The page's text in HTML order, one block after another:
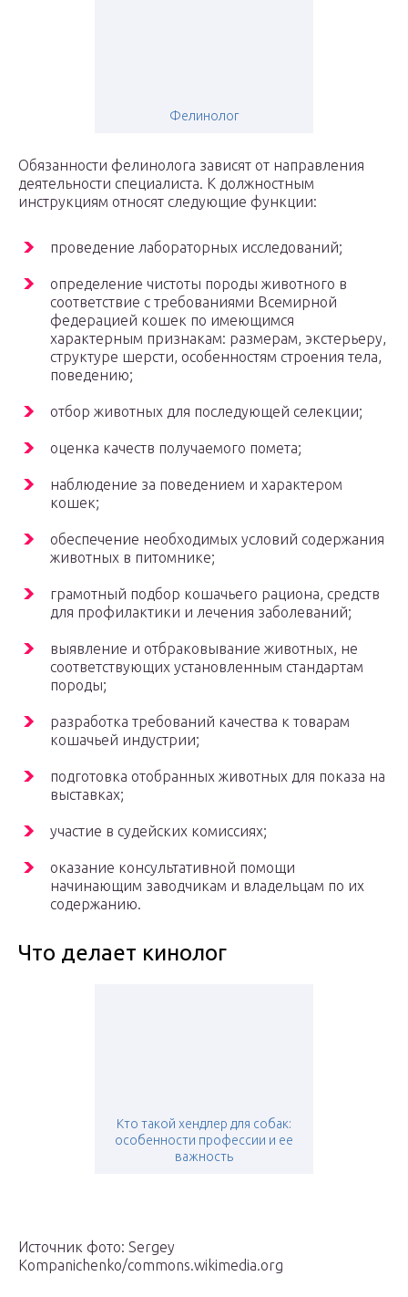
Фелинолог
Обязанности фелинолога зависят от направления
деятельности специалиста. К должностным
инструкциям относят следующие функции:
проведение лабораторных исследований;
определение чистоты породы животного в
соответствие с требованиями Всемирной
федерацией кошек по имеющимся
характерным признакам: размерам, экстерьеру,
структуре шерсти, особенностям строения тела,
поведению;
отбор животных для последующей селекции;
оценка качеств получаемого помета;
наблюдение за поведением и характером
кошек;
обеспечение необходимых условий содержания
животных в питомнике;
грамотный подбор кошачьего рациона, средств
для профилактики и лечения заболеваний;
выявление и отбраковывание животных, не
соответствующих установленным стандартам
породы;
разработка требований качества к товарам
кошачьей индустрии;
подготовка отобранных животных для показа на
выставках;
участие в судейских комиссиях;
оказание консультативной помощи
начинающим заводчикам и владельцам по их
содержанию.
Что делает кинолог
Кто такой хендлер для собак:
особенности профессии и ее
важность
Источник фото: Sergey
Kompanichenko/commons.wikimedia.org